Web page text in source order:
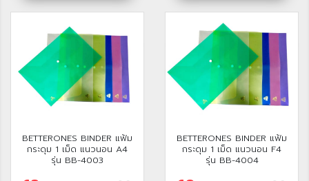
BETTERONES BINDER แฟ้ม
กระดุม 1 เม็ด แนวนอน A4
รุ่น BB-4003
BETTERONES BINDER แฟ้ม
กระดุม 1 เม็ด แนวนอน F4
รุ่น BB-4004